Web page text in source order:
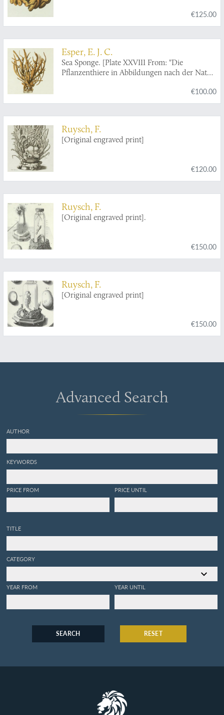
€125.00
Esper, E. J. C.
Sea Sponge. [Plate XXVIII From: "Die
Pflanzenthiere in Abbildungen nach der Natur
€100.00
Ruysch, F.
[Original engraved print]
€120.00
Ruysch, F.
[Original engraved print].
€150.00
Ruysch, F.
[Original engraved print]
€150.00
Advanced Search
AUTHOR
KEYWORDS
PRICE FROM PRICE UNTIL
TITLE
CATEGORY
YEAR FROM YEAR UNTIL
SEARCH RESET